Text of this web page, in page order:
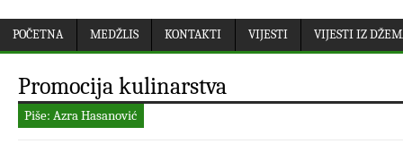
POČETNA MEDŽLIS KONTAKTI VIJESTI VIJESTI IZ
Promocija kulinarstva
Piše: Azra Hasanović